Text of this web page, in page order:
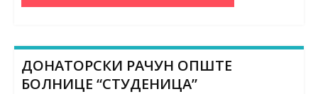
ДОНАТОРСКИ РАЧУН ОПШТЕ
БОЛНИЦЕ “СТУДЕНИЦА”